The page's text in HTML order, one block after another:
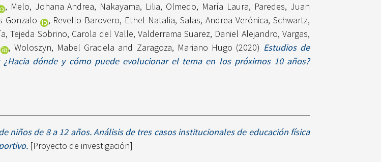
, Melo, Johana Andrea, Nakayama, Lilia, Olmedo, María Laura, Paredes, Juan
Gonzalo , Revello Barovero, Ethel Natalia,Salas, Andrea Verónica,Schwartz,
,Tejeda Sobrino, Carola del Valle, Valderrama Suarez, Daniel Alejandro,Vargas,
,Woloszyn, Mabel Graciela and Zaragoza, Mariano Hugo (2020) Estudios de
dónde y cómo puede evolucionar el tema en los próximos 10 años?
niños de 8 a 12 años. Análisis de tres casos institucionales de educación física
[Proyecto de investigación]